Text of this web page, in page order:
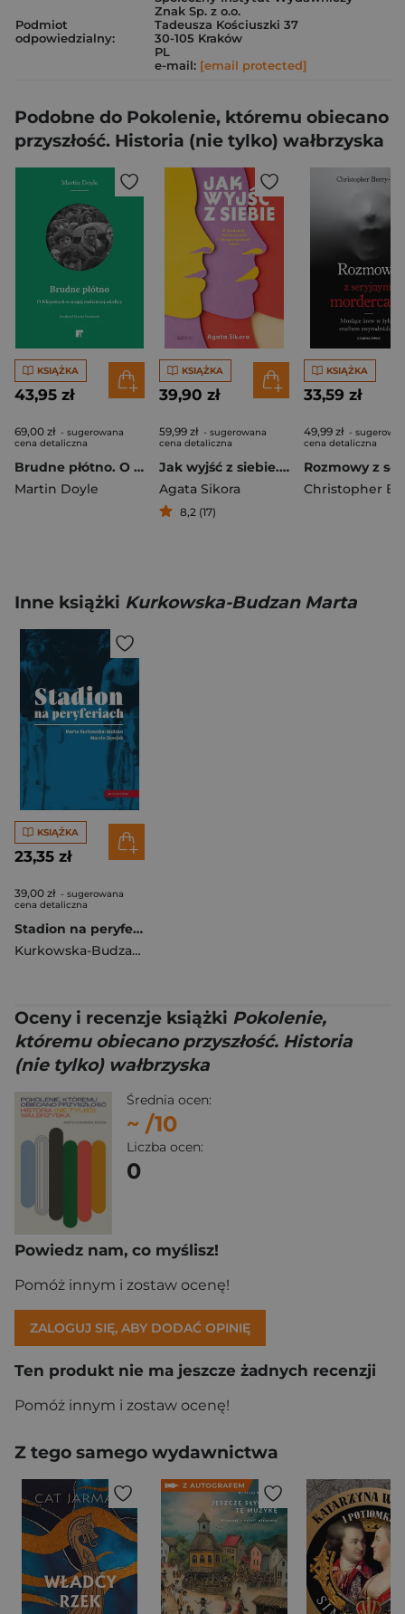
Podmiot
odpowiedzialny:
Znak Sp. z o.o.
Tadeusza Kościuszki 37
30-105 Kraków
PL
e-mail: [email protected]
Podobne do Pokolenie, któremu obiecano
przyszłość. Historia (nie tylko) wałbrzyska
KSIĄŻKA
43,95 zł
69,00 zł - sugerowana
cena detaliczna
Brudne płótno. O Kłopotach w mojej rodzinnej okolicy
Martin Doyle
KSIĄŻKA
39,90 zł
59,99 zł - sugerowana
cena detaliczna
Jak wyjść z siebie. O złudzeniu niezależności i sile społecznych więzi
Agata Sikora
8,2 (17)
KSIĄŻKA
33,59 zł
49,99 zł -
cena detaliczna
Inne książki Kurkowska-Budzan Marta
KSIĄŻKA
23,35 zł
39,00 zł - sugerowana
cena detaliczna
Stadion na peryferiach
Kurkowska-Budzan Marta
Oceny i recenzje książki Pokolenie,
któremu obiecano przyszłość. Historia
(nie tylko) wałbrzyska
Średnia ocen:
~ /10
Liczba ocen:
0
Powiedz nam, co myślisz!
Pomóż innym i zostaw ocenę!
ZALOGUJ SIĘ, ABY DODAĆ OPINIĘ
Ten produkt nie ma jeszcze żadnych recenzji
Pomóż innym i zostaw ocenę!
Z tego samego wydawnictwa